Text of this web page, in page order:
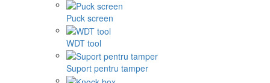
Puck screen
WDT tool
Suport pentru tamper